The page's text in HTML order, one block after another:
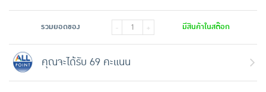
รวมยอดของ - + มีสินค้าในสต๊อก
คุณจะได้รับ 69 คะแนน